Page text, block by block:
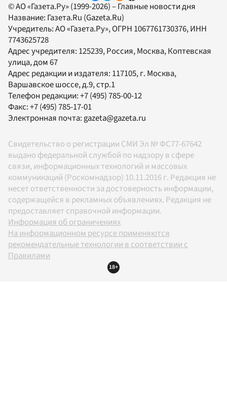
© АО «Газета.Ру» (1999-2026) – Главные новости дня
Название: Газета.Ru (Gazeta.Ru)
Учредитель:АО «Газета.Ру», ОГРН 1067761730376, ИНН
7743625728
Адрес учредителя: 125239, Россия, Москва, Коптевская
улица, дом 67
Адрес редакции и издателя: 117105, г. Москва,
Варшавское шоссе, д.9, стр.1
Телефон редакции:+7 (495) 785-00-12
Факс:+7 (495) 785-17-01
Электронная почта:gazeta@gazeta.ru
Свидетельство о регистрации СМИ Эл № ФС77-67642
выдано федеральной службой по надзору в сфере
связи, информационных технологий и массовых
коммуникаций (Роскомнадзор) 10.11.2016 г. Редакция не
несет ответственности за достоверность информации,
содержащейся в рекламных объявлениях. Редакция не
предоставляет справочной информации.
Информация об ограничениях
На информационном ресурсе применяются
рекомендательные технологии в соответствии с
Правилами
18+